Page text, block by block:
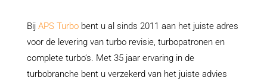
Bij APS Turbobent u al sinds 2011 aan het juiste adres
voor de levering van turbo revisie, turbopatronen en
complete turbo’s. Met 35 jaar ervaring in de
turbobranche bent u verzekerd van het juiste advies